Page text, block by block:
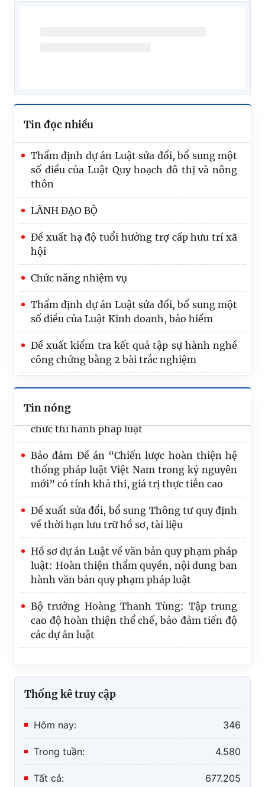
Tin đọc nhiều
Thẩm định dự án Luật sửa đổi, bổ sung một
số điều của Luật Quy hoạch đô thị và nông
thôn
LÃNH ĐẠO BỘ
Đề xuất hạ độ tuổi hưởng trợ cấp hưu trí xã
hội
Chức năng nhiệm vụ
Thẩm định dự án Luật sửa đổi, bổ sung một
số điều của Luật Kinh doanh, bảo hiểm
Đề xuất kiểm tra kết quả tập sự hành nghề
công chứng bằng 2 bài trắc nghiệm
Tin nóng
Trình Quốc hội dự án Luật Phát triển đô thị
Bộ Tư pháp trao Quyết định nghỉ hưu cho
công chức
Đổi mới toàn diện Luật về văn bản quy
phạm pháp luật nhằm nâng cao chất lượng
hệ thống pháp luật
Tạo đột phá, nâng cao hiệu quả công tác tổ
chức thi hành pháp luật
Bảo đảm Đề án “Chiến lược hoàn thiện hệ
thống pháp luật Việt Nam trong kỷ nguyên
mới” có tính khả thi, giá trị thực tiễn cao
Đề xuất sửa đổi, bổ sung Thông tư quy định
về thời hạn lưu trữ hồ sơ, tài liệu
Hồ sơ dự án Luật về văn bản quy phạm pháp
luật: Hoàn thiện thẩm quyền, nội dung ban
hành văn bản quy phạm pháp luật
Bộ trưởng Hoàng Thanh Tùng: Tập trung
cao độ hoàn thiện thể chế, bảo đảm tiến độ
các dự án luật
Thống kê truy cập
Hôm nay: 346
Trong tuần: 4.580
Tất cả: 677.205